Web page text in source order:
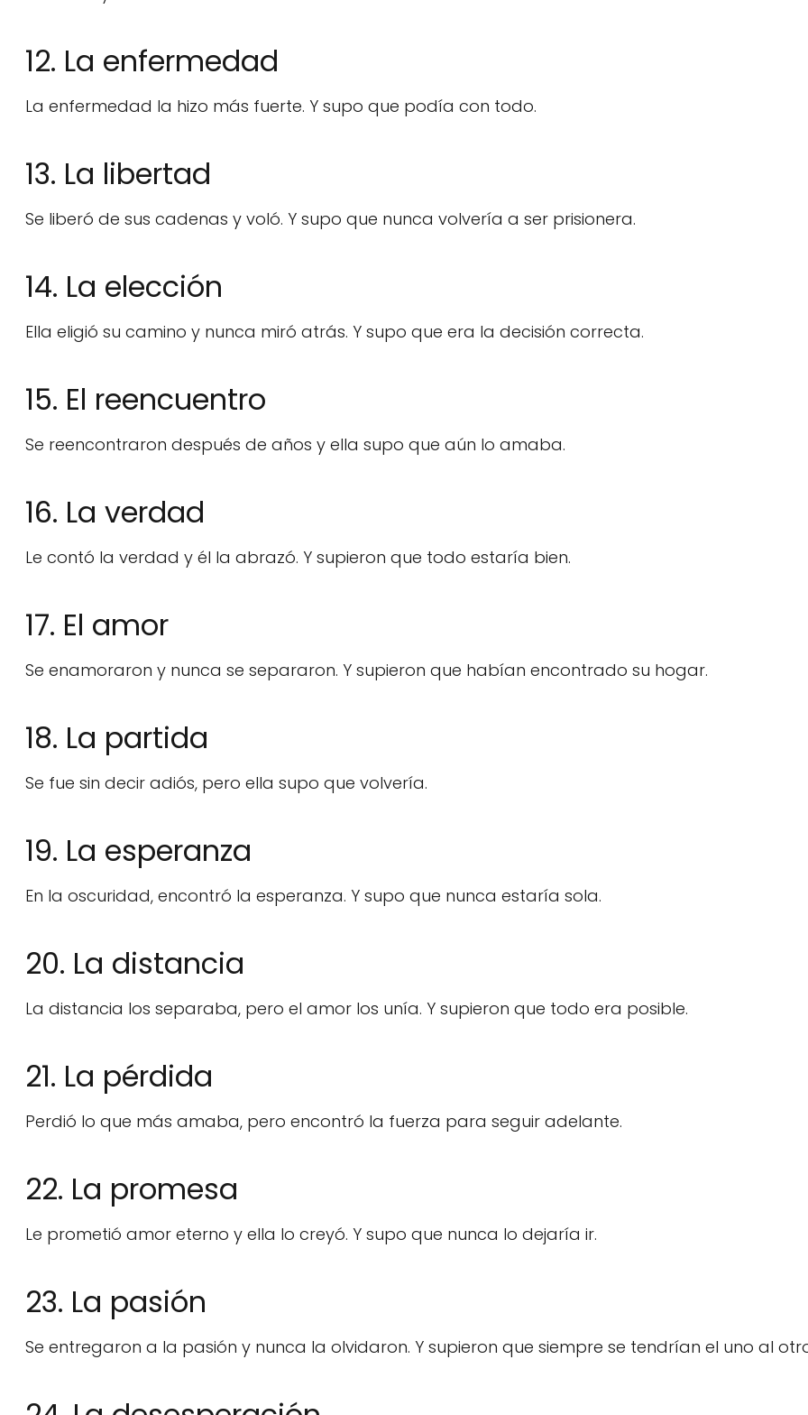
12. La enfermedad
La enfermedad la hizo más fuerte. Y supo que podía con todo.
13. La libertad
Se liberó de sus cadenas y voló. Y supo que nunca volvería a ser prisionera.
14. La elección
Ella eligió su camino y nunca miró atrás. Y supo que era la decisión correcta.
15. El reencuentro
Se reencontraron después de años y ella supo que aún lo amaba.
16. La verdad
Le contó la verdad y él la abrazó. Y supieron que todo estaría bien.
17. El amor
Se enamoraron y nunca se separaron. Y supieron que habían encontrado su hogar.
18. La partida
Se fue sin decir adiós, pero ella supo que volvería.
19. La esperanza
En la oscuridad, encontró la esperanza. Y supo que nunca estaría sola.
20. La distancia
La distancia los separaba, pero el amor los unía. Y supieron que todo era posible.
21. La pérdida
Perdió lo que más amaba, pero encontró la fuerza para seguir adelante.
22. La promesa
Le prometió amor eterno y ella lo creyó. Y supo que nunca lo dejaría ir.
23. La pasión
Se entregaron a la pasión y nunca la olvidaron. Y supieron que siempre se tendrían el uno al